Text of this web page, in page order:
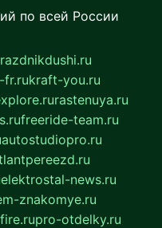
по всей России
fr.rukraft-you.ru
rastenuya.ru
freeride-team.ru
autostudiopro.ru
elektrostal-news.ru
znakomye.ru
pro-otdelky.ru